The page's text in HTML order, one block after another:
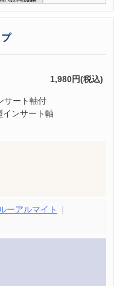
1,980円(税込)
サート軸付
ンサート軸
ーアルマイト